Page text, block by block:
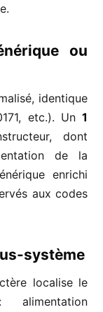
ou
identique
etc.). Un 1
dont
de la
enrichi
aux codes
système
localise le